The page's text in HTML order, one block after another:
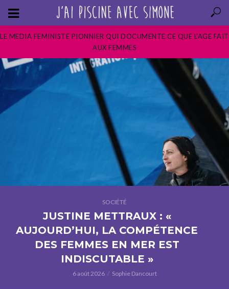
LE MEDIA FEMINISTE PIONNIER QUI DOCUMENTE CE QUE L’AGE FAIT
AUX FEMMES
SOCIÉTÉ
JUSTINE METTRAUX : «
AUJOURD’HUI, LA COMPÉTENCE
DES FEMMES EN MER EST
INDISCUTABLE »
6 août 2026 Sophie Dancourt